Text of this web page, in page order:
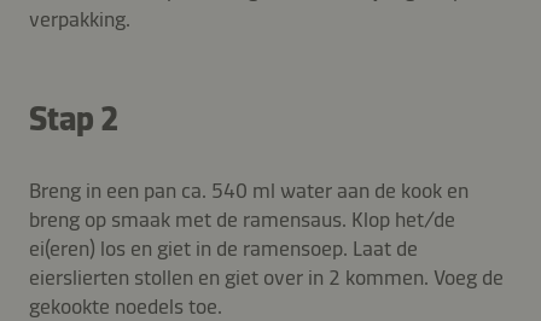
verpakking.
Stap 2
Breng in een pan ca. 540 ml water aan de kook en
breng op smaak met de ramensaus. Klop het/de
ei(eren) los en giet in de ramensoep. Laat de
eierslierten stollen en giet over in 2 kommen. Voeg de
gekookte noedels toe.